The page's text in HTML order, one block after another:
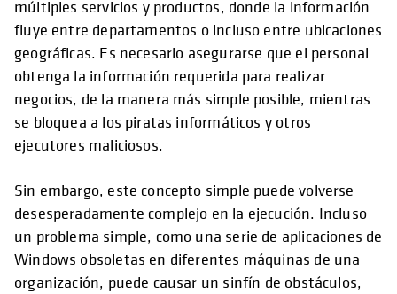
múltiples servicios y productos, donde la información
fluye entre departamentos o incluso entre ubicaciones
geográficas. Es necesario asegurarse que el personal
obtenga la información requerida para realizar
negocios, de la manera más simple posible, mientras
se bloquea a los piratas informáticos y otros
ejecutores maliciosos.
Sin embargo, este concepto simple puede volverse
desesperadamente complejo en la ejecución. Incluso
un problema simple, como una serie de aplicaciones de
Windows obsoletas en diferentes máquinas de una
organización, puede causar un sinfín de obstáculos,